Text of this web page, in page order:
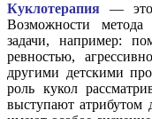
Куклотерапия — это
Возможности
задачи, например:
ревностью,
другими детскими
роль кукол
выступают атрибутом